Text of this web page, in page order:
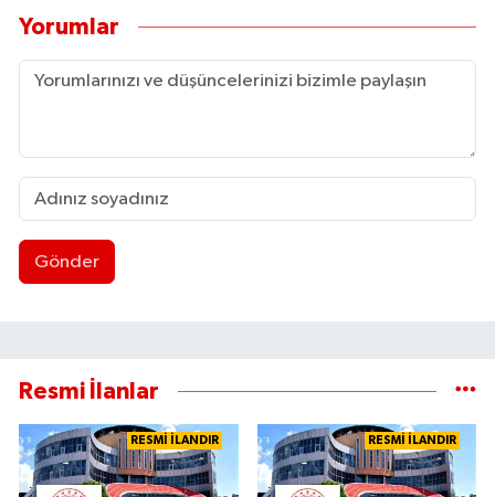
Yorumlar
Gönder
Resmi İlanlar
RESMİ İLANDIR RESMİ İLANDIR